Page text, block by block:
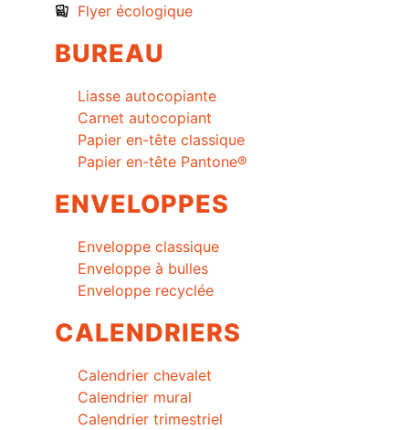
Flyer écologique
BUREAU
Liasse autocopiante
Carnet autocopiant
Papier en-tête classique
Papier en-tête Pantone®
ENVELOPPES
Enveloppe classique
Enveloppe à bulles
Enveloppe recyclée
CALENDRIERS
Calendrier chevalet
Calendrier mural
Calendrier trimestriel